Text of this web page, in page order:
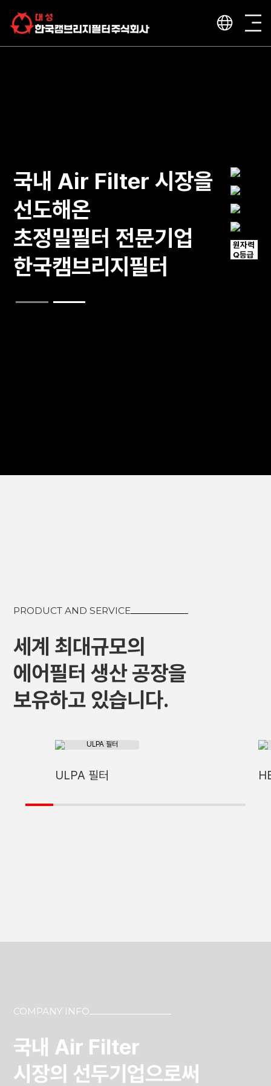
국내 Air Filter 시장을
선도해온
초정밀필터 전문기업
한국캠브리지필터
원자력
Q등급
PRODUCT AND SERVICE
세계 최대규모의
에어필터 생산 공장을
보유하고 있습니다.
ULPA 필터
COMPANY INFO
국내 Air Filter
시장의 선두기업으로써